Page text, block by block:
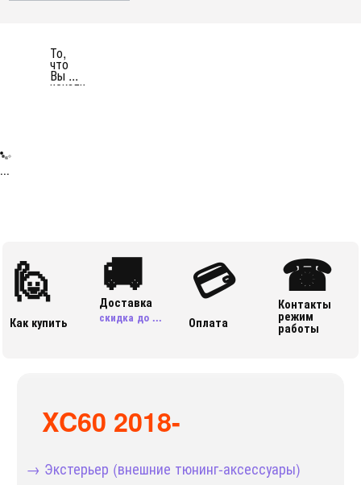
То,
что
Вы ...
искали
...
🙋
Как купить
🚚
Доставка
скидка до ...
💳
Оплата
☎
Контакты
режим
работы
XC60 2018-
→ Экстерьер (внешние тюнинг-аксессуары)